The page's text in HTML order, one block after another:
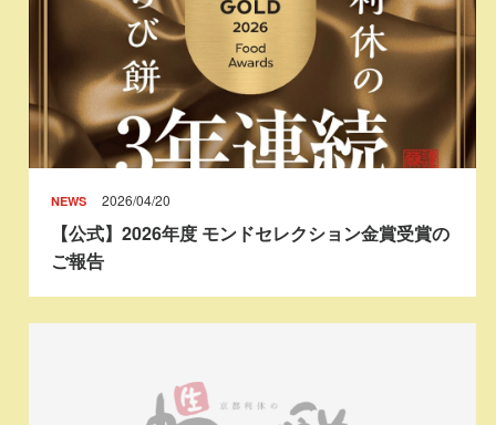
NEWS 2026/04/20
【公式】2026年度 モンドセレクション金賞受賞の
ご報告